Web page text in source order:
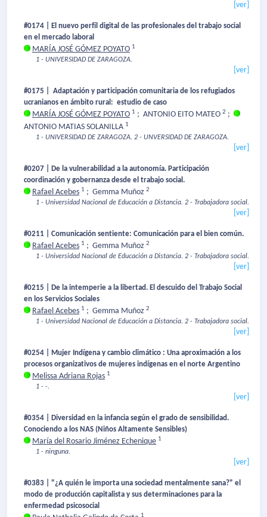
[ver]
#0174 | El nuevo perfil digital de las profesionales del trabajo social
en el mercado laboral
MARÍA JOSÉ GÓMEZ POYATO 1
1 - UNIVERSIDAD DE ZARAGOZA.
[ver]
#0175 | Adaptación y participación comunitaria de los refugiados
ucranianos en ámbito rural: estudio de caso
MARÍA JOSÉ GÓMEZ POYATO 1 ; ANTONIO EITO MATEO 2 ;
ANTONIO MATIAS SOLANILLA 1
1 - UNIVERSIDAD DE ZARAGOZA. 2 - UNVERSIDAD DE ZARAGOZA.
[ver]
#0207 | De la vulnerabilidad a la autonomía. Participación
coordinación y gobernanza desde el trabajo social.
Rafael Acebes 1 ; Gemma Muñoz 2
1 - Universidad Nacional de Educación a Distancia. 2 - Trabajadora social.
[ver]
#0211 | Comunicación sentiente: Comunicación para el bien común.
Rafael Acebes 1 ; Gemma Muñoz 2
1 - Universidad Nacional de Educación a Distancia. 2 - Trabajadora social.
[ver]
#0215 | De la intemperie a la libertad. El descuido del Trabajo Social
en los Servicios Sociales
Rafael Acebes 1 ; Gemma Muñoz 2
1 - Universidad Nacional de Educación a Distancia. 2 - Trabajadora social.
[ver]
#0254 | Mujer Indígena y cambio climático : Una aproximación a los
procesos organizativos de mujeres indígenas en el norte Argentino
Melissa Adriana Rojas 1
1 - -.
[ver]
#0354 | Diversidad en la infancia según el grado de sensibilidad.
Conociendo a los NAS (Niños Altamente Sensibles)
María del Rosario Jiménez Echenique 1
1 - ninguna.
[ver]
#0383 | "¿A quién le importa una sociedad mentalmente sana?" el
modo de producción capitalista y sus determinaciones para la
enfermedad psicosocial
1